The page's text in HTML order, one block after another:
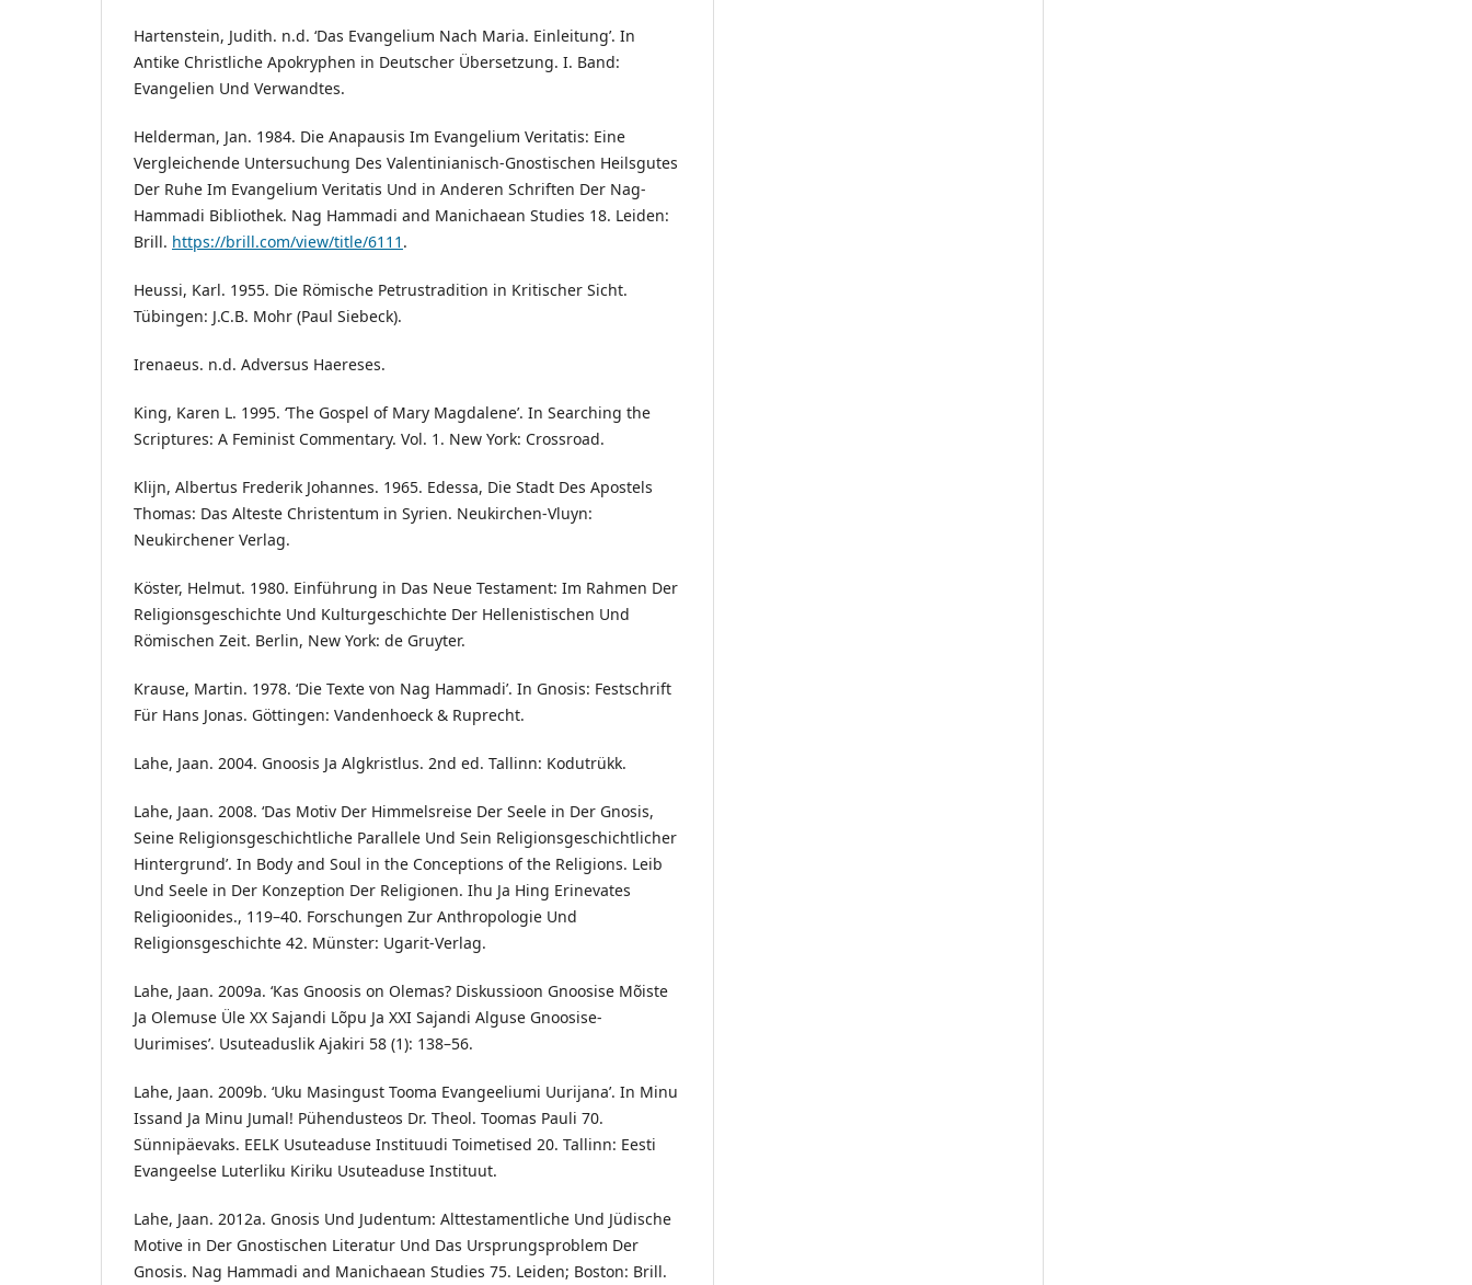
Hartenstein, Judith. n.d. ‘Das Evangelium Nach Maria. Einleitung’. In
Antike Christliche Apokryphen in Deutscher Übersetzung. I. Band:
Evangelien Und Verwandtes.
Helderman, Jan. 1984. Die Anapausis Im Evangelium Veritatis: Eine
Vergleichende Untersuchung Des Valentinianisch-Gnostischen Heilsgutes
Der Ruhe Im Evangelium Veritatis Und in Anderen Schriften Der Nag-
Hammadi Bibliothek. Nag Hammadi and Manichaean Studies 18. Leiden:
Brill. https://brill.com/view/title/6111 .
Heussi, Karl. 1955. Die Römische Petrustradition in Kritischer Sicht.
Tübingen: J.C.B. Mohr (Paul Siebeck).
Irenaeus. n.d. Adversus Haereses.
King, Karen L. 1995. ‘The Gospel of Mary Magdalene’. In Searching the
Scriptures: A Feminist Commentary. Vol. 1. New York: Crossroad.
Klijn, Albertus Frederik Johannes. 1965. Edessa, Die Stadt Des Apostels
Thomas: Das Alteste Christentum in Syrien. Neukirchen-Vluyn:
Neukirchener Verlag.
Köster, Helmut. 1980. Einführung in Das Neue Testament: Im Rahmen Der
Religionsgeschichte Und Kulturgeschichte Der Hellenistischen Und
Römischen Zeit. Berlin, New York: de Gruyter.
Krause, Martin. 1978. ‘Die Texte von Nag Hammadi’. In Gnosis: Festschrift
Für Hans Jonas. Göttingen: Vandenhoeck & Ruprecht.
Lahe, Jaan. 2004. Gnoosis Ja Algkristlus. 2nd ed. Tallinn: Kodutrükk.
Lahe, Jaan. 2008. ‘Das Motiv Der Himmelsreise Der Seele in Der Gnosis,
Seine Religionsgeschichtliche Parallele Und Sein Religionsgeschichtlicher
Hintergrund’. In Body and Soul in the Conceptions of the Religions. Leib
Und Seele in Der Konzeption Der Religionen. Ihu Ja Hing Erinevates
Religioonides., 119–40. Forschungen Zur Anthropologie Und
Religionsgeschichte 42. Münster: Ugarit-Verlag.
Lahe, Jaan. 2009a. ‘Kas Gnoosis on Olemas? Diskussioon Gnoosise Mõiste
Ja Olemuse Üle XX Sajandi Lõpu Ja XXI Sajandi Alguse Gnoosise-
Uurimises’. Usuteaduslik Ajakiri 58 (1): 138–56.
Lahe, Jaan. 2009b. ‘Uku Masingust Tooma Evangeeliumi Uurijana’. In Minu
Issand Ja Minu Jumal! Pühendusteos Dr. Theol. Toomas Pauli 70.
Sünnipäevaks. EELK Usuteaduse Instituudi Toimetised 20. Tallinn: Eesti
Evangeelse Luterliku Kiriku Usuteaduse Instituut.
Lahe, Jaan. 2012a. Gnosis Und Judentum: Alttestamentliche Und Jüdische
Motive in Der Gnostischen Literatur Und Das Ursprungsproblem Der
Gnosis. Nag Hammadi and Manichaean Studies 75. Leiden; Boston: Brill.